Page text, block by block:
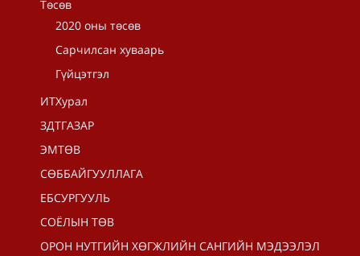
Төсөв
2020 оны төсөв
Сарчилсан хуваарь
Гүйцэтгэл
ИТХурал
ЗДТГАЗАР
ЭМТӨВ
СӨББАЙГУУЛЛАГА
ЕБСУРГУУЛЬ
СОЁЛЫН ТӨВ
ОРОН НУТГИЙН ХӨГЖЛИЙН САНГИЙН МЭДЭЭЛЭЛ